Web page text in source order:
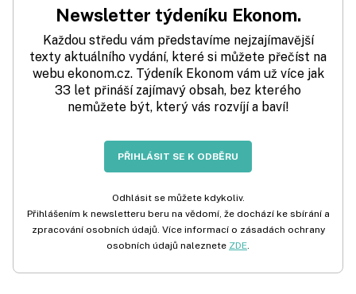
Newsletter týdeníku Ekonom.
Každou středu vám představíme nejzajímavější
texty aktuálního vydání, které si můžete přečíst na
webu ekonom.cz. Týdeník Ekonom vám už více jak
33 let přináší zajímavý obsah, bez kterého
nemůžete být, který vás rozvíjí a baví!
PŘIHLÁSIT SE K ODBĚRU
Odhlásit se můžete kdykoliv.
Přihlášením k newsletteru beru na vědomí, že dochází ke sbírání a
zpracování osobních údajů. Více informací o zásadách ochrany
osobních údajů naleznete ZDE.